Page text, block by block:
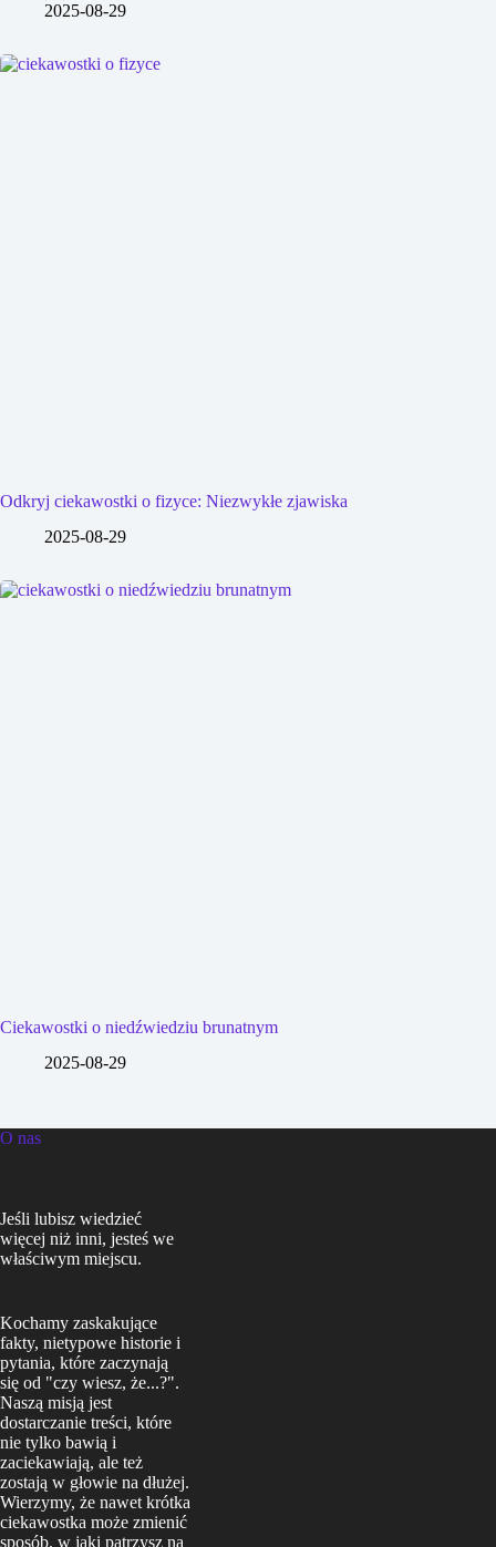
2025-08-29
Odkryj ciekawostki o fizyce: Niezwykłe zjawiska
2025-08-29
Ciekawostki o niedźwiedziu brunatnym
2025-08-29
O nas
Jeśli lubisz wiedzieć
więcej niż inni, jesteś we
właściwym miejscu.
Kochamy zaskakujące
fakty, nietypowe historie i
pytania, które zaczynają
się od "czy wiesz, że...?".
Naszą misją jest
dostarczanie treści, które
nie tylko bawią i
zaciekawiają, ale też
zostają w głowie na dłużej.
Wierzymy, że nawet krótka
ciekawostka może zmienić
sposób, w jaki patrzysz na